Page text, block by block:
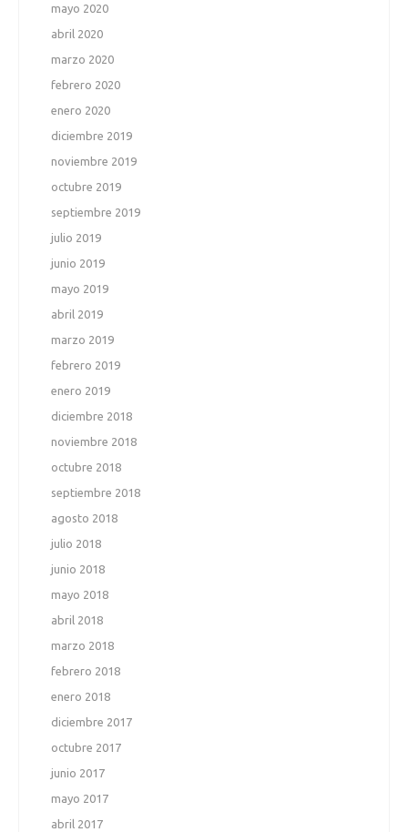
mayo 2020
abril 2020
marzo 2020
febrero 2020
enero 2020
diciembre 2019
noviembre 2019
octubre 2019
septiembre 2019
julio 2019
junio 2019
mayo 2019
abril 2019
marzo 2019
febrero 2019
enero 2019
diciembre 2018
noviembre 2018
octubre 2018
septiembre 2018
agosto 2018
julio 2018
junio 2018
mayo 2018
abril 2018
marzo 2018
febrero 2018
enero 2018
diciembre 2017
octubre 2017
junio 2017
mayo 2017
abril 2017